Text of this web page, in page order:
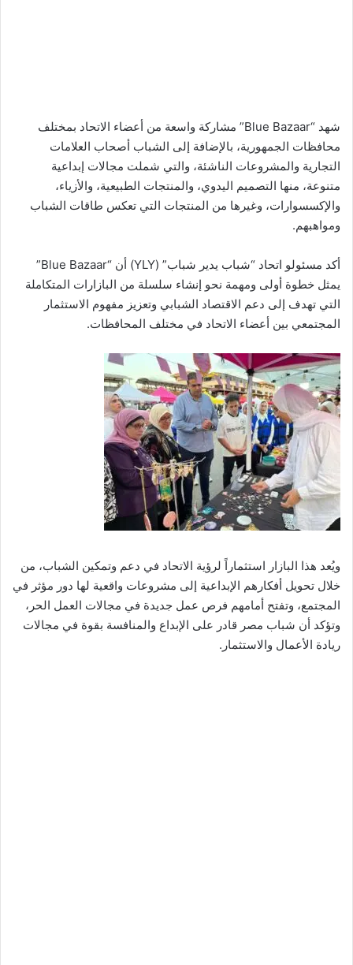
شهد “Blue Bazaar” مشاركة واسعة من أعضاء الاتحاد بمختلف
محافظات الجمهورية، بالإضافة إلى الشباب أصحاب العلامات
التجارية والمشروعات الناشئة، والتي شملت مجالات إبداعية
متنوعة، منها التصميم اليدوي، والمنتجات الطبيعية، والأزياء،
والإكسسوارات، وغيرها من المنتجات التي تعكس طاقات الشباب
ومواهبهم.
أكد مسئولو اتحاد “شباب يدير شباب” (YLY) أن “Blue Bazaar”
يمثل خطوة أولى ومهمة نحو إنشاء سلسلة من البازارات المتكاملة
التي تهدف إلى دعم الاقتصاد الشبابي وتعزيز مفهوم الاستثمار
المجتمعي بين أعضاء الاتحاد في مختلف المحافظات.
ويُعد هذا البازار استثماراً لرؤية الاتحاد في دعم وتمكين الشباب، من
خلال تحويل أفكارهم الإبداعية إلى مشروعات واقعية لها دور مؤثر في
المجتمع، وتفتح أمامهم فرص عمل جديدة في مجالات العمل الحر،
وتؤكد أن شباب مصر قادر على الإبداع والمنافسة بقوة في مجالات
ريادة الأعمال والاستثمار.